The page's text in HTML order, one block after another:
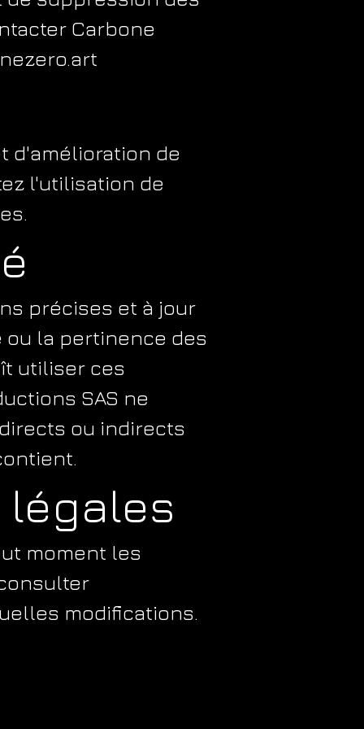
Carbone
d'amélioration de
l'utilisation de
précises et à jour
ou la pertinence des
utiliser ces
SAS ne
ou indirects
moment les
modifications.